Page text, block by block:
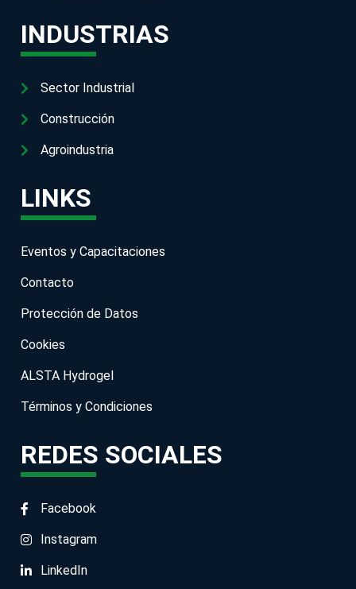
INDUSTRIAS
Sector Industrial
Construcción
Agroindustria
LINKS
Eventos y Capacitaciones
Contacto
Protección de Datos
Cookies
ALSTA Hydrogel
Términos y Condiciones
REDES SOCIALES
Facebook
Instagram
LinkedIn